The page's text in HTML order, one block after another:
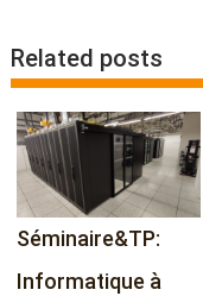
n
a
v
g
a
t
Related posts
Séminaire&TP:
Informatique à